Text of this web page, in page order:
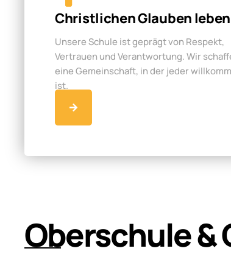
Christlichen Glauben leben
Unsere Schule ist geprägt von Respekt,
Vertrauen und Verantwortung. Wir
eine Gemeinschaft, in der jeder
ist.
Oberschule &